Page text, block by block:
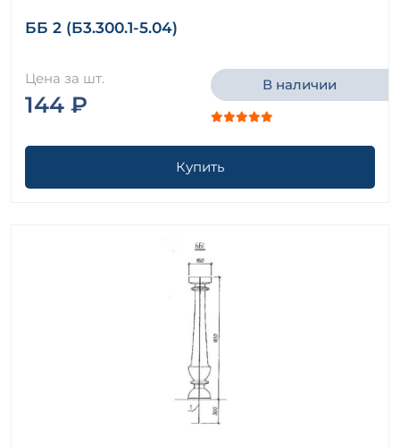
ББ 2 (Б3.300.1-5.04)
Цена за шт.
144 ₽
В наличии
Купить